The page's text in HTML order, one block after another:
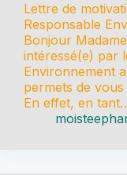
Lettre de
Responsable
Bonjour
intéressé(e) par
Environnement
permets de
En effet, en